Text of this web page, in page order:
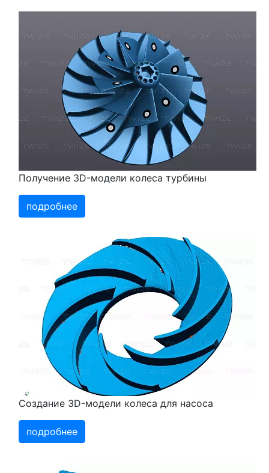
Получение 3D-модели колеса турбины
подробнее
Создание 3D-модели колеса для насоса
подробнее